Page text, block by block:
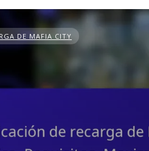
DE MAFIA CITY